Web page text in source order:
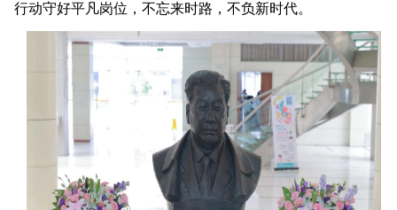
行动守好平凡岗位，不忘来时路，不负新时代。